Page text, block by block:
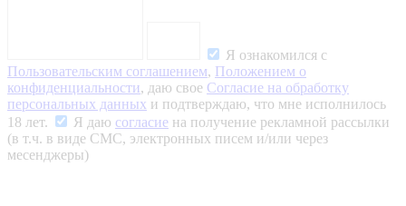
Я ознакомился с
Пользовательским соглашением, Положением о
конфиденциальности, даю свое Согласие на обработку
персональных данных и подтверждаю, что мне исполнилось
18 лет.
Я даю согласие на получение рекламной рассылки
(в т.ч. в виде СМС, электронных писем и/или через
месенджеры)